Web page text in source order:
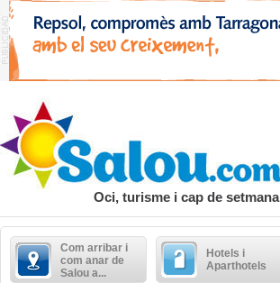
Oci, turisme i cap de setmana
Com arribar i
com anar de
Salou a...
Hotels i
Aparthotels